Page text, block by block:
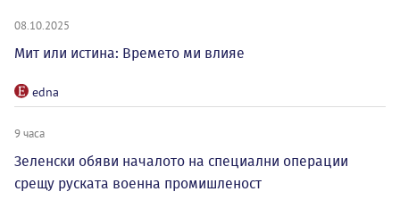
08.10.2025
Мит или истина: Времето ми влияе
edna
9 часа
Зеленски обяви началото на специални операции
срещу руската военна промишленост